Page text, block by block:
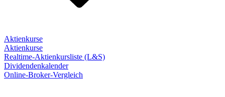
Aktienkurse
Aktienkurse
Realtime-Aktienkursliste (L&S)
Dividendenkalender
Online-Broker-Vergleich